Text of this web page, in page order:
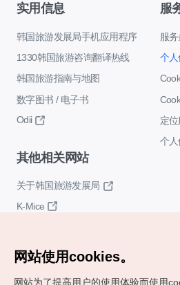
实用信息
韩国旅游发展局手机应用程序
1330韩国旅游咨询翻译热线
韩国旅游指南与地图
数字图书 / 电子书
Odii
服
服
个
定
个
其他相关网站
关于韩国旅游发展局
K-Mice
网站使用cookies。
网站为了提高用户的使用体验而使用